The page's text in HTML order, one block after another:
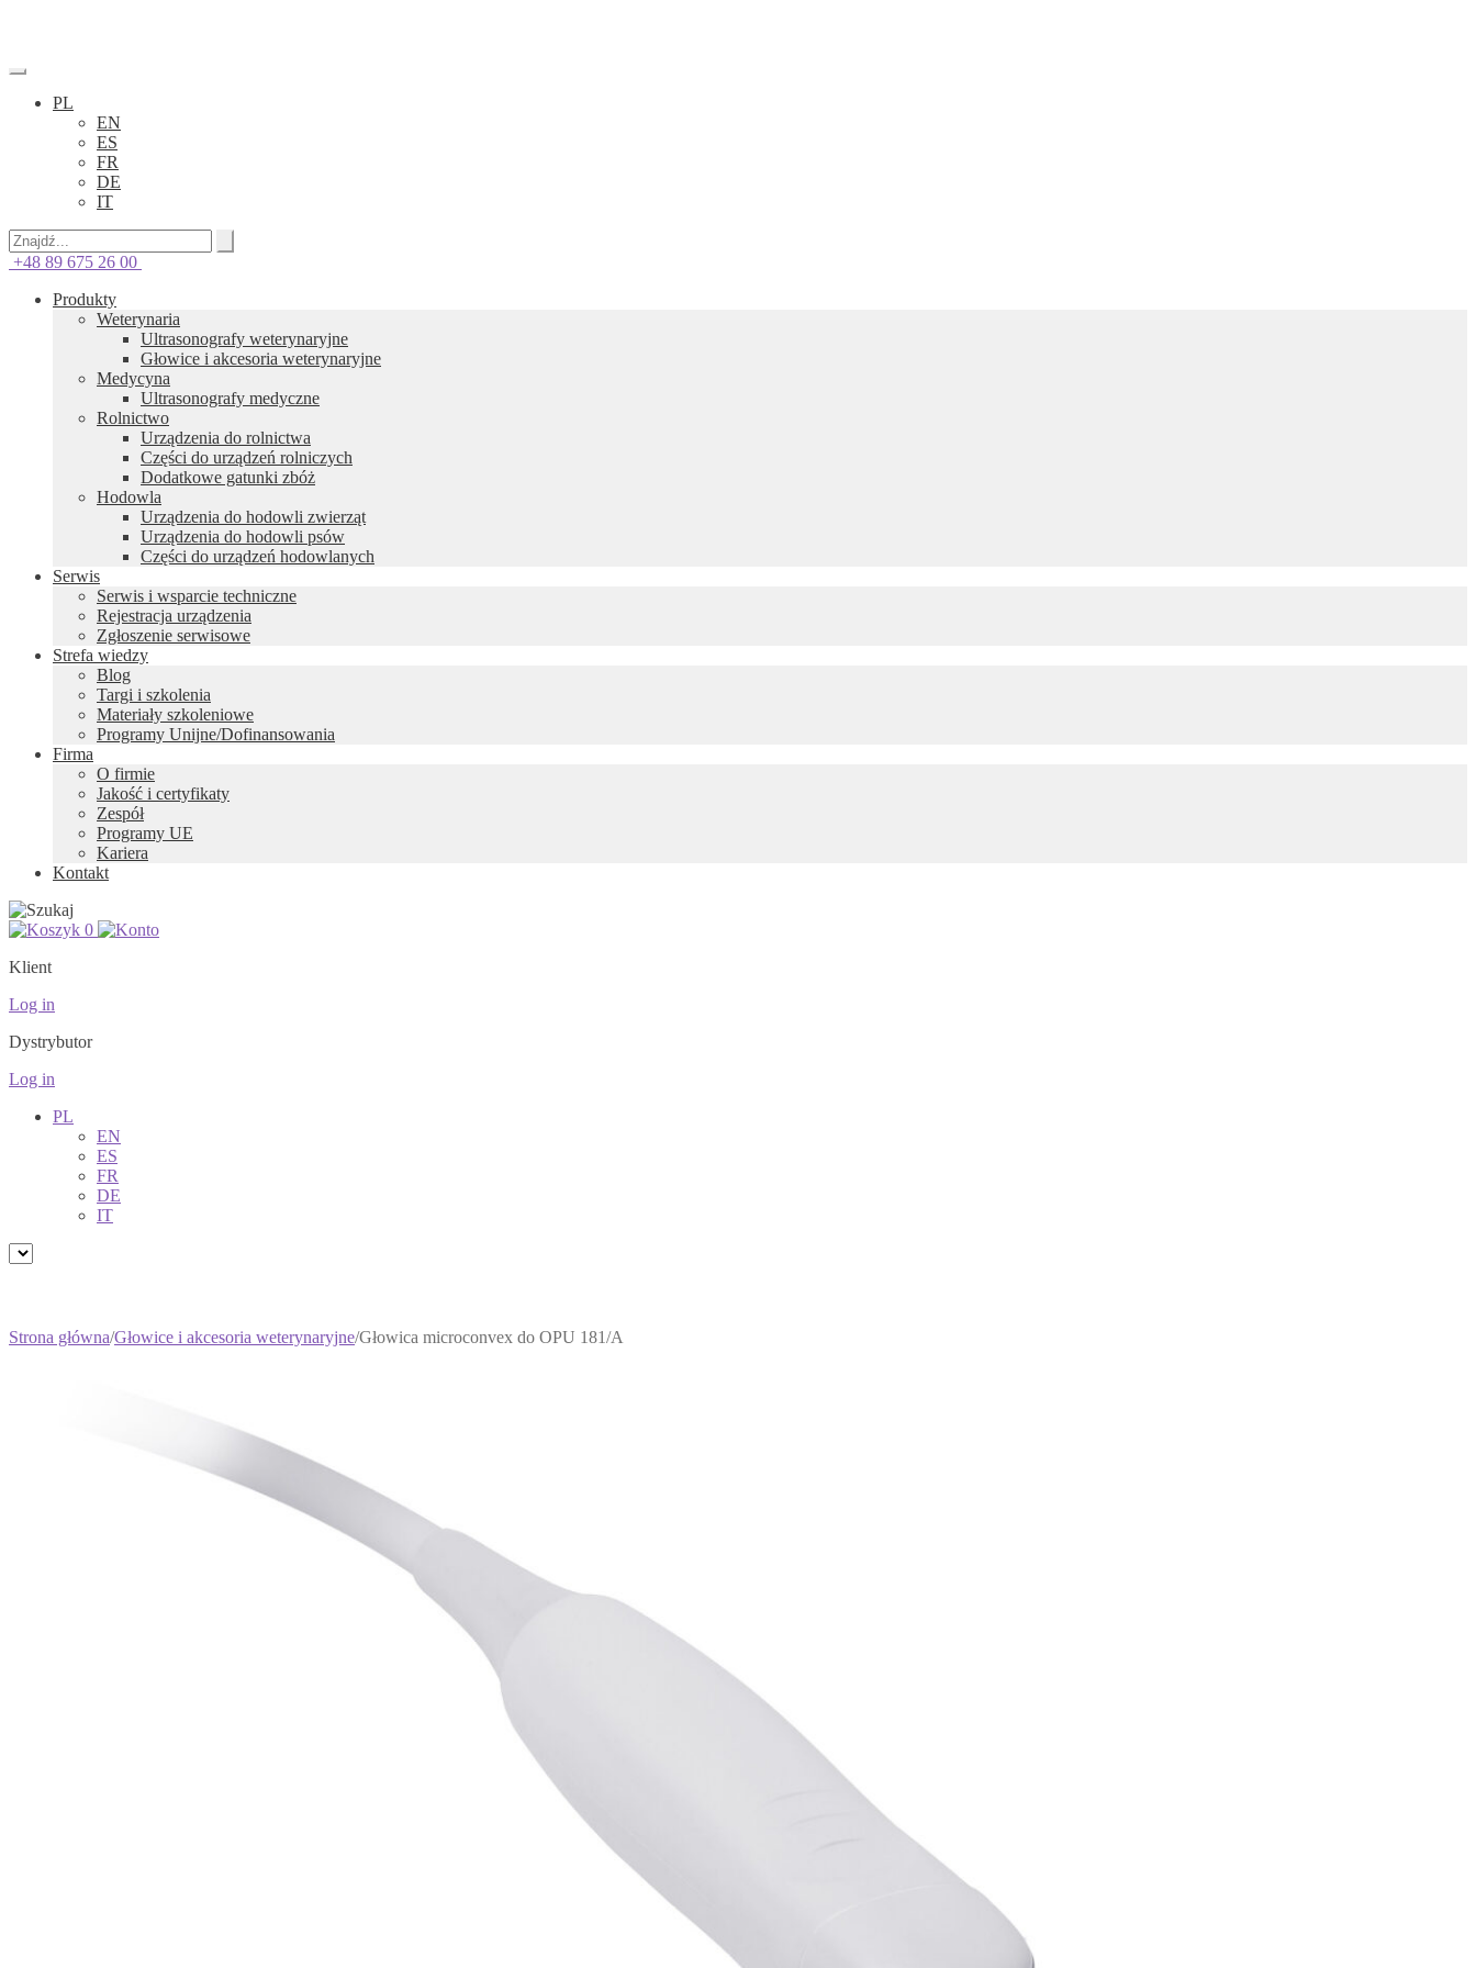
PL
EN
ES
FR
DE
IT
+48 89 675 26 00
Produkty
Weterynaria
Ultrasonografy weterynaryjne
Głowice i akcesoria weterynaryjne
Medycyna
Ultrasonografy medyczne
Rolnictwo
Urządzenia do rolnictwa
Części do urządzeń rolniczych
Dodatkowe gatunki zbóż
Hodowla
Urządzenia do hodowli zwierząt
Urządzenia do hodowli psów
Części do urządzeń hodowlanych
Serwis
Serwis i wsparcie techniczne
Rejestracja urządzenia
Zgłoszenie serwisowe
Strefa wiedzy
Blog
Targi i szkolenia
Materiały szkoleniowe
Programy Unijne/Dofinansowania
Firma
O firmie
Jakość i certyfikaty
Zespół
Programy UE
Kariera
Kontakt
0
Klient
Log in
Dystrybutor
Log in
PL
EN
ES
FR
DE
IT
Strona główna/Głowice i akcesoria weterynaryjne/Głowica microconvex do OPU 181/A